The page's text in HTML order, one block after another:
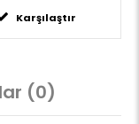
Karşılaştır
(0)